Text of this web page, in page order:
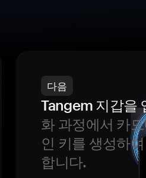
다음
Tangem 지갑을
화 과정에서 카
인 키를 생성하
합니다.